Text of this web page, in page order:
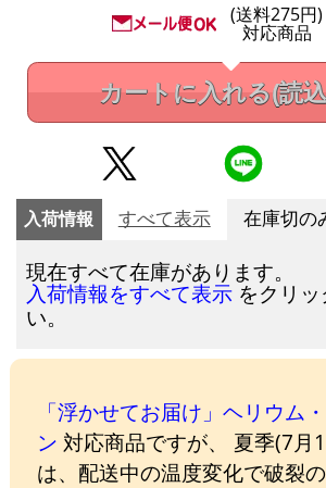
(送料275円)
対応商品
カートに入れる(読
入荷情報 すべて表示 在庫切の
現在すべて在庫があります。
入荷情報をすべて表示 をクリ
い。
「浮かせてお届け」ヘリウム
ン 対応商品ですが、 夏季(7月
は、配送中の温度変化で破裂